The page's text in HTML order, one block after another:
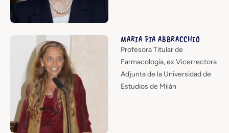
MARIA PIA ABBRACCHIO
Profesora Titular de
Farmacología, ex Vicerrectora
Adjunta de la Universidad de
Estudios de Milán